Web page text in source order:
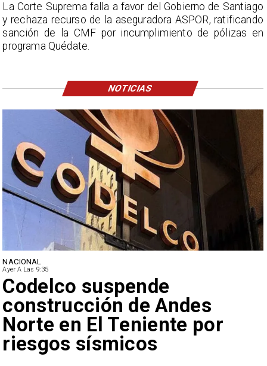
NACIONAL
Ayer A Las 9:35
Lluvias históricas en Chile:
ciudades alcanzan máximos
nunca vistos
La Corte Suprema falla a favor del Gobierno de Santiago
y rechaza recurso de la aseguradora ASPOR, ratificando
sanción de la CMF por incumplimiento de pólizas en
programa Quédate.
NOTICIAS